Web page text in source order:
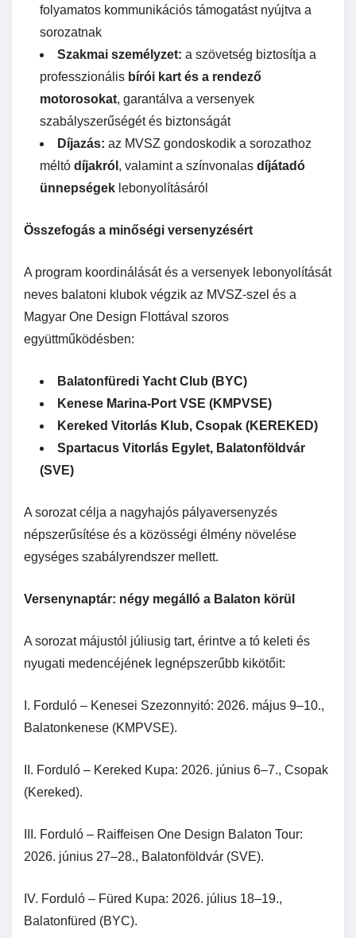
folyamatos kommunikációs támogatást nyújtva a
sorozatnak
Szakmai személyzet: a szövetség biztosítja a
professzionális bírói kart és a rendező
motorosokat, garantálva a versenyek
szabályszerűségét és biztonságát
Díjazás: az MVSZ gondoskodik a sorozathoz
méltó díjakról , valamint a színvonalas díjátadó
ünnepségek lebonyolításáról
Összefogás a minőségi versenyzésért
A program koordinálását és a versenyek lebonyolítását
neves balatoni klubok végzik az MVSZ-szel és a
Magyar One Design Flottával szoros
együttműködésben:
Balatonfüredi Yacht Club (BYC)
Kenese Marina-Port VSE (KMPVSE)
Kereked Vitorlás Klub, Csopak (KEREKED)
Spartacus Vitorlás Egylet, Balatonföldvár
(SVE)
A sorozat célja a nagyhajós pályaversenyzés
népszerűsítése és a közösségi élmény növelése
egységes szabályrendszer mellett.
Versenynaptár: négy megálló a Balaton körül
A sorozat májustól júliusig tart, érintve a tó keleti és
nyugati medencéjének legnépszerűbb kikötőit:
I. Forduló – Kenesei Szezonnyitó: 2026. május 9–10.,
Balatonkenese (KMPVSE).
II. Forduló – Kereked Kupa: 2026. június 6–7., Csopak
(Kereked).
III. Forduló – Raiffeisen One Design Balaton Tour:
2026. június 27–28., Balatonföldvár (SVE).
IV. Forduló – Füred Kupa: 2026. július 18–19.,
Balatonfüred (BYC).